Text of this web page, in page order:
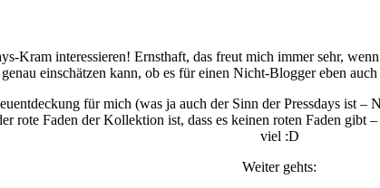
Kram interessieren! Ernsthaft, das freut mich immer sehr,
einschätzen kann, ob es für einen Nicht-Blogger eben
für mich (was ja auch der Sinn der Pressdays ist
rote Faden der Kollektion ist, dass es keinen roten Faden
viel :D
Weiter gehts: